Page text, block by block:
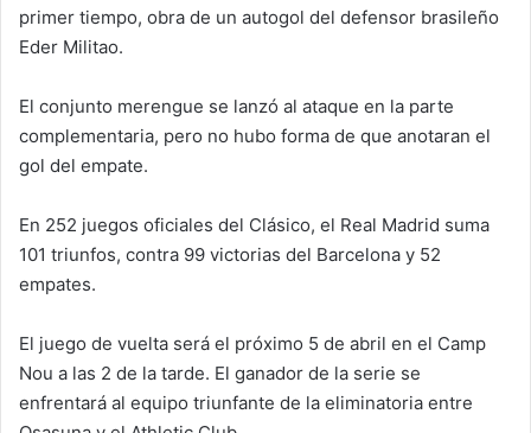
primer tiempo, obra de un autogol del defensor brasileño
Eder Militao.
El conjunto merengue se lanzó al ataque en la parte
complementaria, pero no hubo forma de que anotaran el
gol del empate.
En 252 juegos oficiales del Clásico, el Real Madrid suma
101 triunfos, contra 99 victorias del Barcelona y 52
empates.
El juego de vuelta será el próximo 5 de abril en el Camp
Nou a las 2 de la tarde. El ganador de la serie se
enfrentará al equipo triunfante de la eliminatoria entre